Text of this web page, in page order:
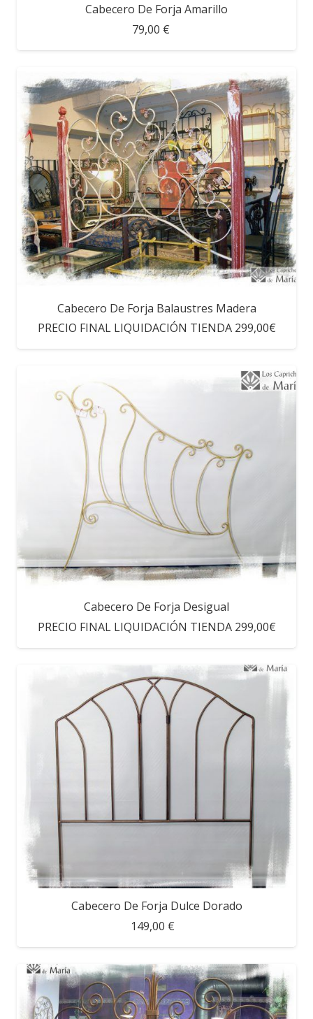
Cabecero De Forja Amarillo
79,00 €
Cabecero De Forja Balaustres Madera
PRECIO FINAL LIQUIDACIÓN TIENDA 299,00€
Cabecero De Forja Desigual
PRECIO FINAL LIQUIDACIÓN TIENDA 299,00€
Cabecero De Forja Dulce Dorado
149,00 €